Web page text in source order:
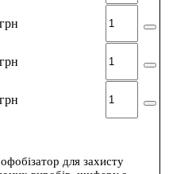
грн
грн
грн
для захисту